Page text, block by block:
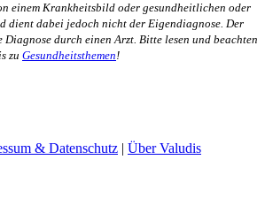
einem Krankheitsbild oder gesundheitlichen oder
dient dabei jedoch nicht der Eigendiagnose. Der
durch einen Arzt. Bitte lesen und beachten
zu Gesundheitsthemen!
& Datenschutz Über Valudis